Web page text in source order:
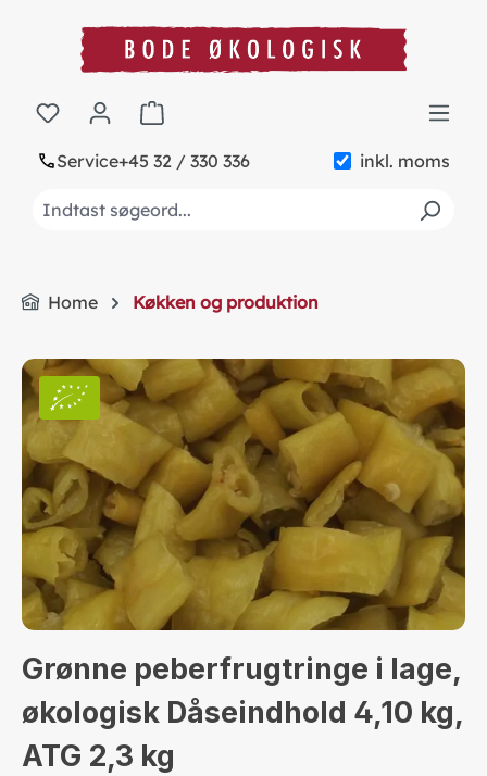
content
Service+45 32 / 330 336 inkl. moms
Shopping cart contains 0 items. The cart
Home Køkken og produktion
Skip image gallery
Grønne peberfrugtringe i lage,
økologisk Dåseindhold 4,10 kg,
ATG 2,3 kg